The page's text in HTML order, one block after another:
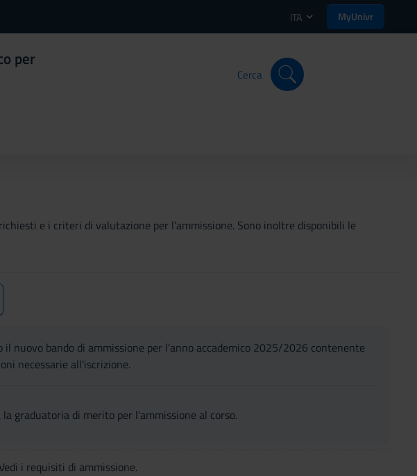
ITA MyUnivr
per
Cerca
e i criteri di valutazione per l’ammissione. Sono inoltre disponibili le
il nuovo bando di ammissione per l'anno accademico 2025/2026 contenente
necessarie all'iscrizione.
graduatoria di merito per l'ammissione al corso.
i requisiti di ammissione.